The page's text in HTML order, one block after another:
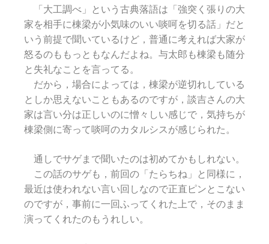
「大工調べ」という古典落語は「強突く張りの大
家を相手に棟梁が小気味のいい啖呵を切る話」だと
いう前提で聞いているけど，普通に考えれば大家が
怒るのももっともなんだよね。与太郎も棟梁も随分
と失礼なことを言ってる。
だから，場合によっては，棟梁が逆切れしている
としか思えないこともあるのですが，談吉さんの大
家は言い分は正しいのに憎々しい感じで，気持ちが
棟梁側に寄って啖呵のカタルシスが感じられた。
通しでサゲまで聞いたのは初めてかもしれない。
この話のサゲも，前回の「たらちね」と同様に，
最近は使われない言い回しなので正直ピンとこない
のですが，事前に一回ふってくれた上で，そのまま
演ってくれたのもうれしい。